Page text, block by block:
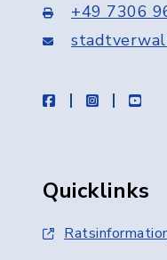
+49 7306
facebookinstagram
Quicklinks